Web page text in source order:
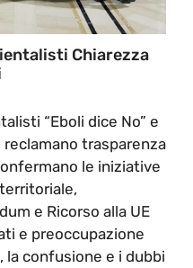
Chiarezza
“Eboli dice No” e
reclamano trasparenza
le iniziative
e Ricorso alla UE
e preoccupazione
confusione e i dubbi